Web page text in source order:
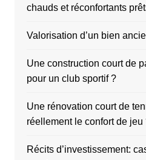
chauds et réconfortants
Valorisation d’un bien
Une construction court de
pour un club sportif ?
Une rénovation court de
réellement le confort de jeu
Récits d’investissement: